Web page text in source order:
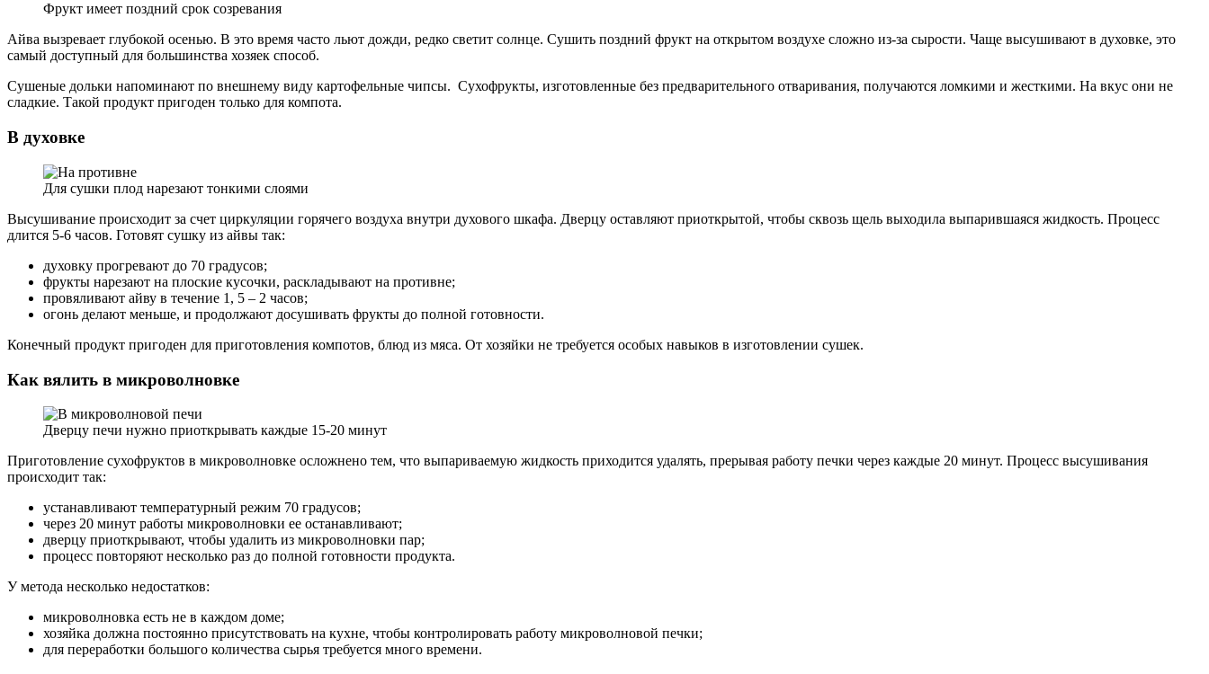
Фрукт имеет поздний срок созревания
Айва вызревает глубокой осенью. В это время часто льют дожди, редко светит солнце. Сушить поздний фрукт на открытом воздухе сложно из-за сырости. Чаще высушивают в духовке, это
самый доступный для большинства хозяек способ.
Сушеные дольки напоминают по внешнему виду картофельные чипсы. Сухофрукты, изготовленные без предварительного отваривания, получаются ломкими и жесткими. На вкус они не
сладкие. Такой продукт пригоден только для компота.
В духовке
Для сушки плод нарезают тонкими слоями
Высушивание происходит за счет циркуляции горячего воздуха внутри духового шкафа. Дверцу оставляют приоткрытой, чтобы сквозь щель выходила выпарившаяся жидкость. Процесс
длится 5-6 часов. Готовят сушку из айвы так:
духовку прогревают до 70 градусов;
фрукты нарезают на плоские кусочки, раскладывают на противне;
провяливают айву в течение 1, 5 – 2 часов;
огонь делают меньше, и продолжают досушивать фрукты до полной готовности.
Конечный продукт пригоден для приготовления компотов, блюд из мяса. От хозяйки не требуется особых навыков в изготовлении сушек.
Как вялить в микроволновке
Дверцу печи нужно приоткрывать каждые 15-20 минут
Приготовление сухофруктов в микроволновке осложнено тем, что выпариваемую жидкость приходится удалять, прерывая работу печки через каждые 20 минут. Процесс высушивания
происходит так:
устанавливают температурный режим 70 градусов;
через 20 минут работы микроволновки ее останавливают;
дверцу приоткрывают, чтобы удалить из микроволновки пар;
процесс повторяют несколько раз до полной готовности продукта.
У метода несколько недостатков:
микроволновка есть не в каждом доме;
хозяйка должна постоянно присутствовать на кухне, чтобы контролировать работу микроволновой печки;
для переработки большого количества сырья требуется много времени.